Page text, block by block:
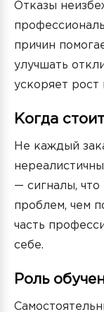
Отказы
причин
улучшать
ускоряет рост
Когда
Не каждый
— сигналы,
проблем, чем
часть
себе.
Роль